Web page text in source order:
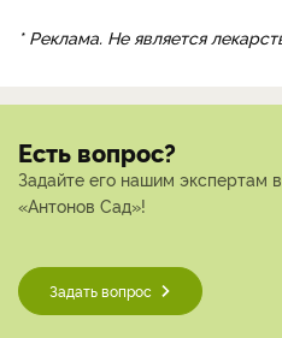
* Реклама. Не является
Есть вопрос?
Задайте его нашим экспертам
«Антонов Сад»!
Задать вопрос